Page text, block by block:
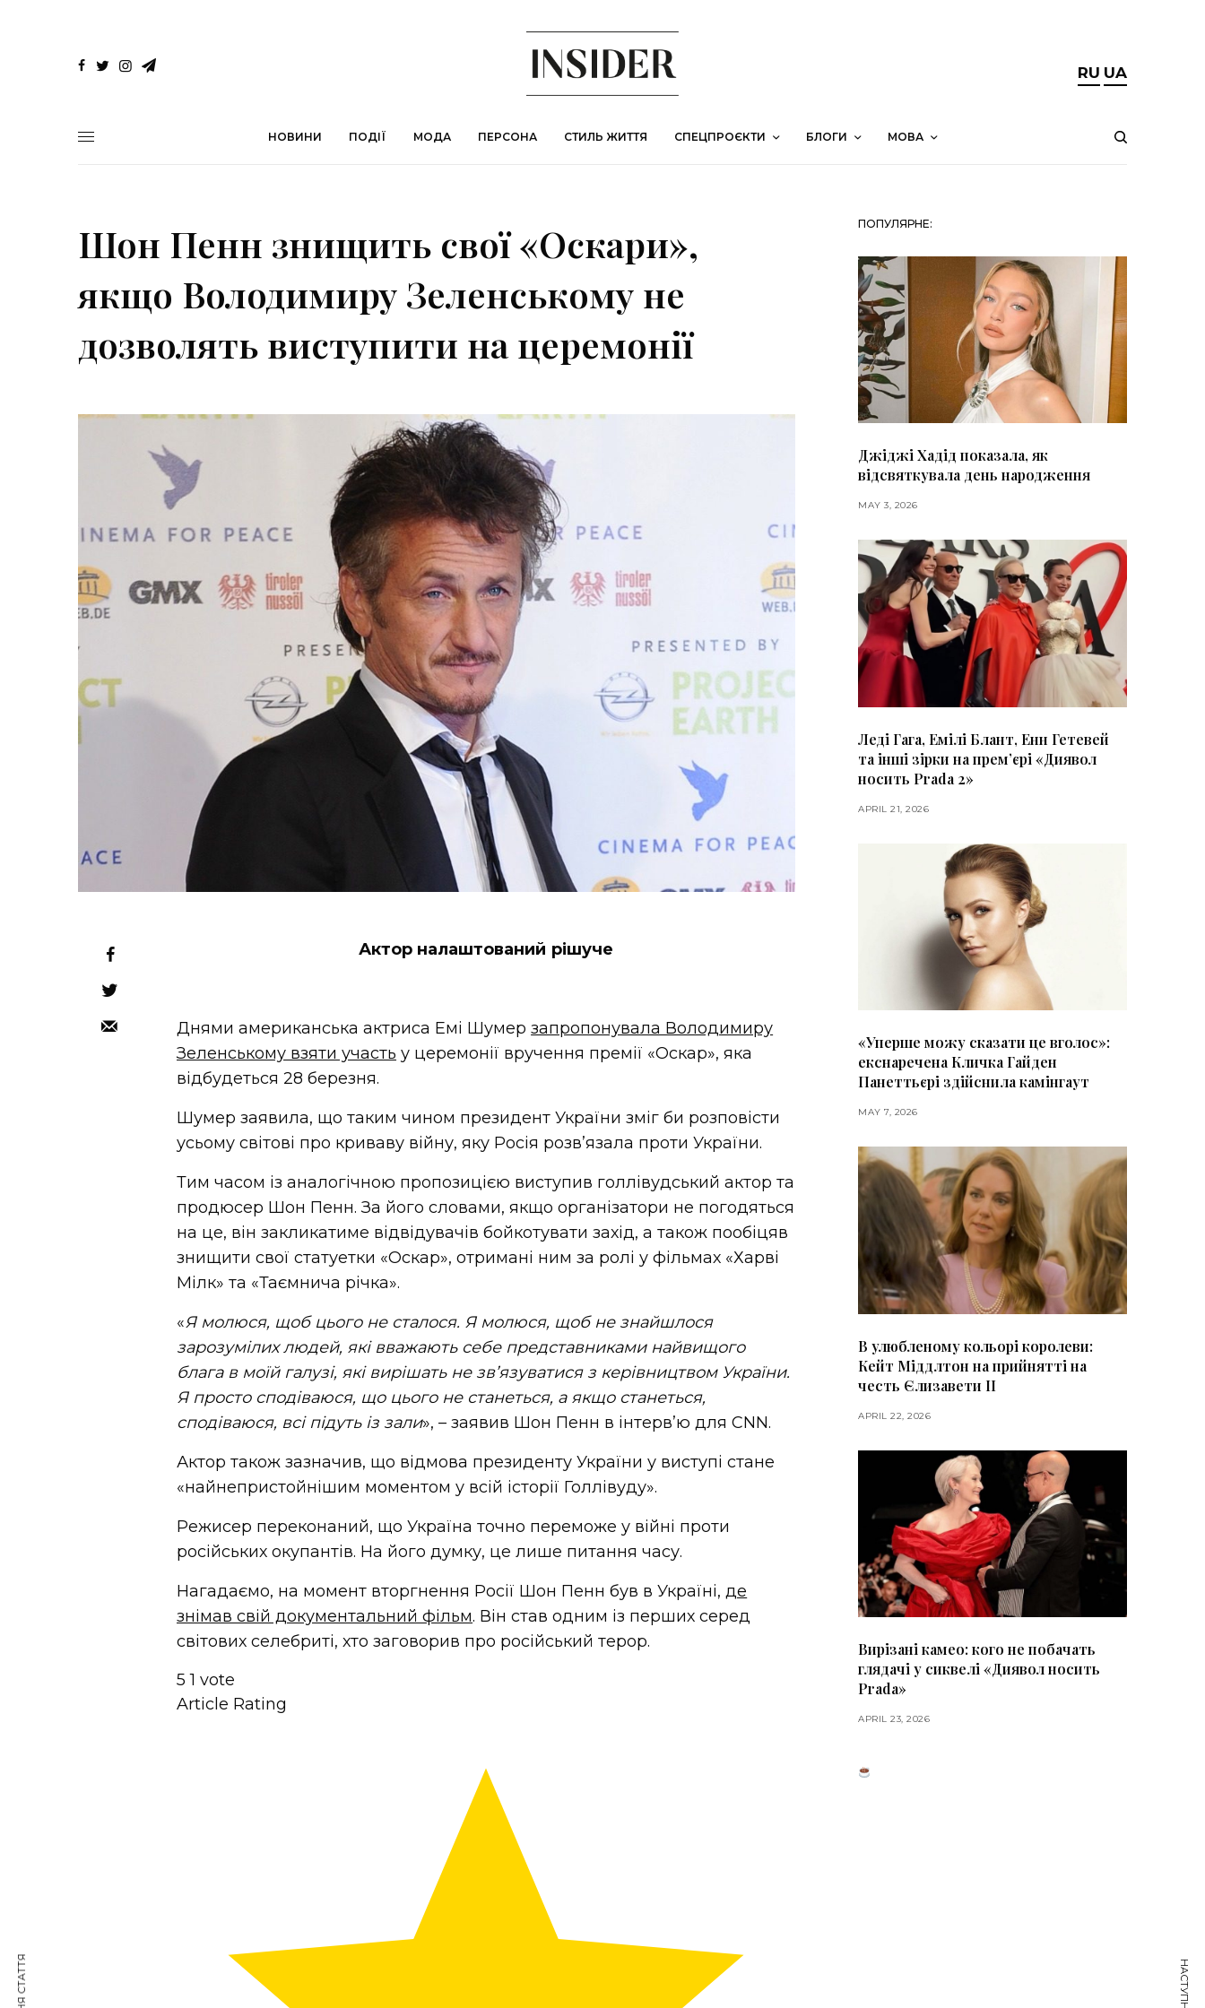
RU UA
НОВИНИ ПОДІЇ МОДА ПЕРСОНА СТИЛЬ ЖИТТЯ СПЕЦПРОЄКТИ БЛОГИ МОВА
Шон Пенн знищить свої «Оскари»,
якщо Володимиру Зеленському не
дозволять виступити на церемонії
Актор налаштований рішуче
Днями американська актриса Емі Шумерзапропонувала Володимиру
Зеленському взяти участь у церемонії вручення премії «Оскар», яка
відбудеться 28 березня.
Шумер заявила, що таким чином президент України зміг би розповісти
усьому світові про криваву війну, яку Росія розв’язала проти України.
Тим часом із аналогічною пропозицією виступив голлівудський актор та
продюсер Шон Пенн. За його словами, якщо організатори не погодяться
на це, він закликатиме відвідувачів бойкотувати захід, а також пообіцяв
знищити свої статуетки «Оскар», отримані ним за ролі у фільмах «Харві
Мілк» та «Таємнича річка».
«Я молюся, щоб цього не сталося. Я молюся, щоб не знайшлося
зарозумілих людей, які вважають себе представниками найвищого
блага в моїй галузі, які вирішать не зв’язуватися з керівництвом України.
Я просто сподіваюся, що цього не станеться, а якщо станеться,
сподіваюся, всі підуть із зали», – заявив Шон Пенн в інтерв’ю для CNN.
Актор також зазначив, що відмова президенту України у виступі стане
«найнепристойнішим моментом у всій історії Голлівуду».
Режисер переконаний, що Україна точно переможе у війні проти
російських окупантів. На його думку, це лише питання часу.
Нагадаємо, на момент вторгнення Росії Шон Пенн був в Україні,де
знімав свій документальний фільм. Він став одним із перших серед
світових селебриті, хто заговорив про російський терор.
5 1 vote
Article Rating
ПОПУЛЯРНЕ:
Джіджі Хадід показала, як
відсвяткувала день народження
MAY 3, 2026
Леді Гага, Емілі Блант, Енн Гетевей
та інші зірки на премʼєрі «Диявол
носить Prada 2»
APRIL 21, 2026
«Уперше можу сказати це вголос»:
екснаречена Кличка Гайден
Панеттьєрі здійснила камінгаут
MAY 7, 2026
В улюбленому кольорі королеви:
Кейт Міддлтон на прийнятті на
честь Єлизавети II
APRIL 22, 2026
Вирізані камео: кого не побачать
глядачі у сиквелі «Диявол носить
Prada»
APRIL 23, 2026